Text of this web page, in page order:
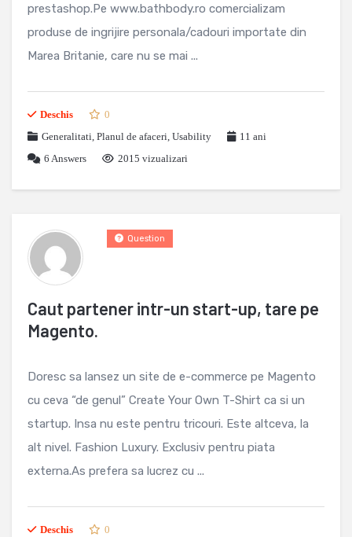
prestashop.Pe www.bathbody.ro comercializam
produse de ingrijire personala/cadouri importate din
Marea Britanie, care nu se mai ...
Deschis
0
Generalitati, Planul de afaceri, Usability
11 ani
6 Answers 2015 vizualizari
Caut partener intr-un start-up, tare pe
Magento.
Question
Doresc sa lansez un site de e-commerce pe Magento
cu ceva “de genul” Create Your Own T-Shirt ca si un
startup. Insa nu este pentru tricouri. Este altceva, la
alt nivel. Fashion Luxury. Exclusiv pentru piata
externa.As prefera sa lucrez cu ...
Deschis
0